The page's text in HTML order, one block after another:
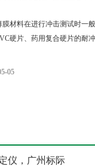
料在进行冲击测试时一般
片、药用复合硬片的耐
05
仪，广州标际